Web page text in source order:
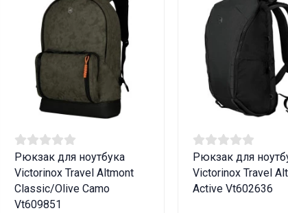
Рюкзак для ноутбука
Victorinox Travel Altmont
Classic/Olive Camo
Vt609851
Рюкзак для
Victorinox Travel
Active Vt602636